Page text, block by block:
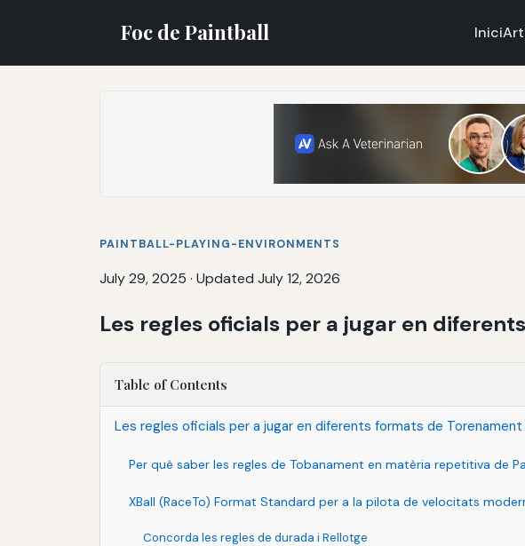
Foc de Paintball Inici
PAINTBALL-PLAYING-ENVIRONMENTS
July 29, 2025 · Updated July 12, 2026
Les regles oficials per a jugar en
Table of Contents
Les regles oficials per a jugar en diferents formats de Torenament
Per què saber les regles de Tobanament en matèria repetitiva de
XBall (RaceTo) Format Standard per a la pilota de velocitats
Concorda les regles de durada i Rellotge